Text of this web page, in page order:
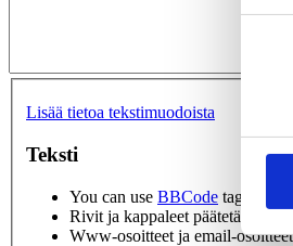
Lisää tietoa tekstimuodoista
Teksti
You can use BBCode tags in
Rivit ja kappaleet päätetään
Www-osoitteet ja email-